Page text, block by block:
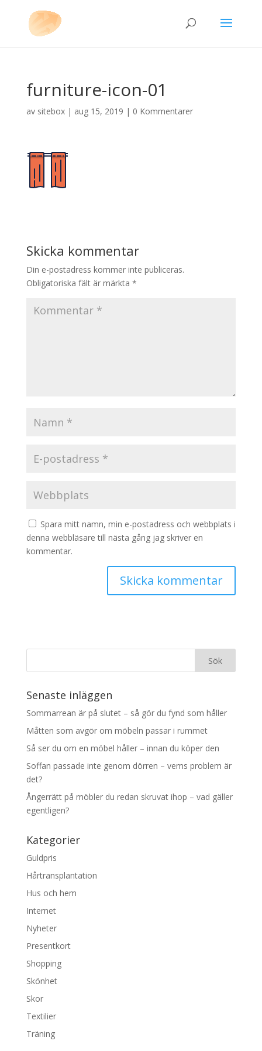
furniture-icon-01
av sitebox| aug 15, 2019 | 0 Kommentarer
Skicka kommentar
Din e-postadress kommer inte publiceras.
Obligatoriska fält är märkta *
Spara mitt namn, min e-postadress och webbplats i
denna webbläsare till nästa gång jag skriver en
kommentar.
Senaste inläggen
Sommarrean är på slutet – så gör du fynd som håller
Måtten som avgör om möbeln passar i rummet
Så ser du om en möbel håller – innan du köper den
Soffan passade inte genom dörren – vems problem är
det?
Ångerrätt på möbler du redan skruvat ihop – vad gäller
egentligen?
Kategorier
Guldpris
Hårtransplantation
Hus och hem
Internet
Nyheter
Presentkort
Shopping
Skönhet
Skor
Textilier
Träning